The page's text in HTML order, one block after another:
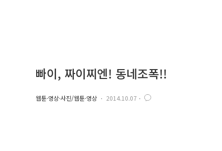
빠이, 짜이찌엔! 동네조폭!!
웹툰·영상·사진/웹툰·영상 2014.10.07